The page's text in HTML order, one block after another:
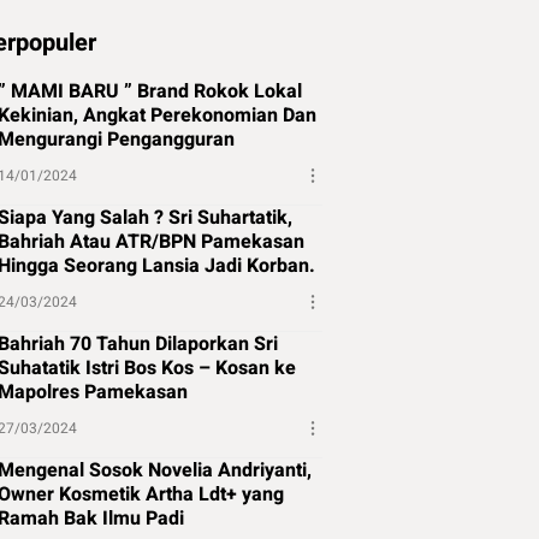
MAMI BARU ” Brand Rokok Lokal
Kekinian, Angkat Perekonomian Dan
Mengurangi Pengangguran
14/01/2024
Yang Salah ? Sri Suhartatik,
Bahriah Atau ATR/BPN Pamekasan
Hingga Seorang Lansia Jadi Korban.
03/2024
Bahriah 70 Tahun Dilaporkan Sri
Istri Bos Kos – Kosan ke
Mapolres Pamekasan
03/2024
Mengenal Sosok Novelia Andriyanti,
Kosmetik Artha Ldt+ yang
Ramah Bak Ilmu Padi